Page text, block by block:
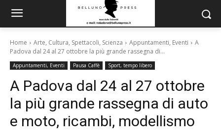
Home Arte, Cultura, Spettacoli, Scienza Appuntamenti, Eventi
A
Padova dal 24 al 27 ottobre la più grande rassegna di...
Appuntamenti, Eventi Pausa Caffè Sport, tempo libero
A Padova dal 24 al 27 ottobre
la più grande rassegna di auto
e moto, ricambi, modellismo